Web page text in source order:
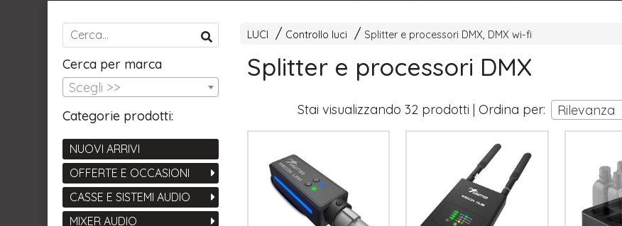
LUCI Controllo luci Splitter e processori DMX, DMX wi-fi
Splitter e processori DMX
Stai visualizzando 32 prodotti | Ordina per: Rilevanza
Cerca per marca
Scegli >>
Categorie prodotti:
NUOVI ARRIVI
OFFERTE E OCCASIONI
CASSE E SISTEMI AUDIO
MIXER AUDIO